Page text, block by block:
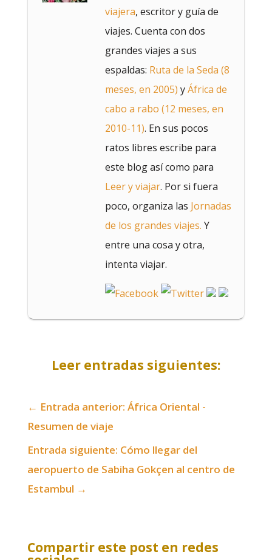
viajera, escritor y guía de
viajes. Cuenta con dos
grandes viajes a sus
espaldas: Ruta de la Seda (8
meses, en 2005) yÁfrica de
cabo a rabo (12 meses, en
2010-11). En sus pocos
ratos libres escribe para
este blog así como para
Leer y viajar. Por si fuera
poco, organiza las Jornadas
de los grandes viajes. Y
entre una cosa y otra,
intenta viajar.
Leer entradas siguientes:
← Entrada anterior: África Oriental -
Resumen de viaje
Entrada siguiente: Cómo llegar del
aeropuerto de Sabiha Gokçen al centro de
Estambul →
Compartir este post en redes